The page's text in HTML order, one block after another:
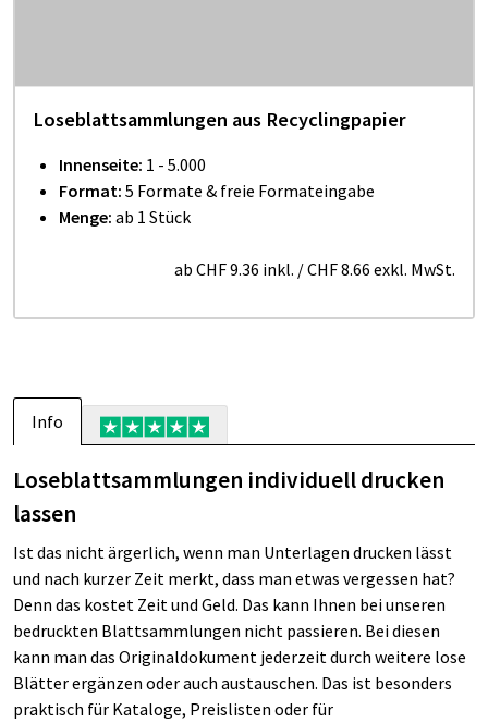
Loseblattsammlungen aus Recyclingpapier
Innenseite: 1 - 5.000
Format: 5 Formate & freie Formateingabe
Menge: ab 1 Stück
ab CHF 9.36 inkl. /CHF 8.66 exkl. MwSt.
Info
Loseblattsammlungen individuell drucken
lassen
Ist das nicht ärgerlich, wenn man Unterlagen drucken lässt
und nach kurzer Zeit merkt, dass man etwas vergessen hat?
Denn das kostet Zeit und Geld. Das kann Ihnen bei unseren
bedruckten Blattsammlungen nicht passieren. Bei diesen
kann man das Originaldokument jederzeit durch weitere lose
Blätter ergänzen oder auch austauschen. Das ist besonders
praktisch für Kataloge, Preislisten oder für